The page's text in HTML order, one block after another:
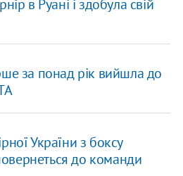
в Руані і здобула свій
за понад рік вийшла до
України з боксу
до команди